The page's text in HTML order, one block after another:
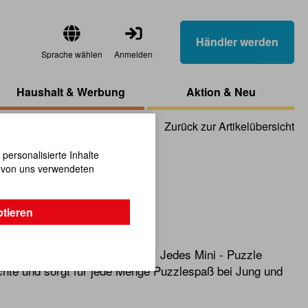
Sprache wählen Anmelden
Händler werden
Haushalt & Werbung Aktion & Neu
Zurück zur Artikelübersicht
Puzzle
sind ein echter Klassiker! Jedes Mini - Puzzle
und sorgt für jede Menge Puzzlespaß bei Jung und
Inhalte
uns verwendeten